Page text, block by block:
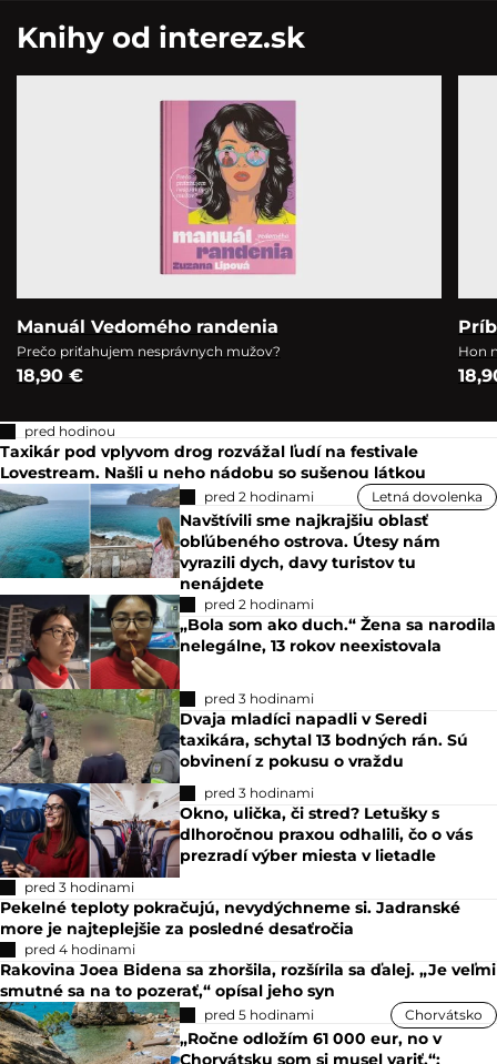
Knihy od interez.sk
Manuál Vedomého randenia
Prečo priťahujem nesprávnych mužov?
18,90 €
Hon
pred hodinou
Taxikár pod vplyvom drog rozvážal ľudí na festivale
Lovestream. Našli u neho nádobu so sušenou látkou
pred 2 hodinami Letná dovolenka
Navštívili sme najkrajšiu oblasť
obľúbeného ostrova. Útesy nám
vyrazili dych, davy turistov tu
nenájdete
pred 2 hodinami
„Bola som ako duch.“ Žena sa narodila
nelegálne, 13 rokov neexistovala
pred 3 hodinami
Dvaja mladíci napadli v Seredi
taxikára, schytal 13 bodných rán. Sú
obvinení z pokusu o vraždu
pred 3 hodinami
Okno, ulička, či stred? Letušky s
dlhoročnou praxou odhalili, čo o vás
prezradí výber miesta v lietadle
pred 3 hodinami
Pekelné teploty pokračujú, nevydýchneme si. Jadranské
more je najteplejšie za posledné desaťročia
pred 4 hodinami
Rakovina Joea Bidena sa zhoršila, rozšírila sa ďalej. „Je veľmi
smutné sa na to pozerať,“ opísal jeho syn
pred 5 hodinami Chorvátsko
„Ročne odložím 61 000 eur, no v
Chorvátsku som si musel variť,“: